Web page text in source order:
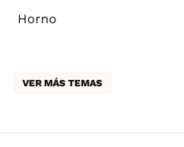
Horno
VER MÁS TEMAS